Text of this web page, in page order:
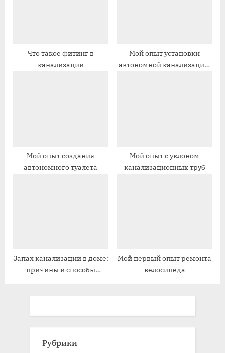
а
п
Что такое фитинг в
канализации
Мой опыт установки
автономной канализации:
Мой опыт создания
автономного туалета
Мой опыт с уклоном
канализационных труб
Запах канализации в доме:
причины и способы
Мой первый опыт ремонта
велосипеда
Рубрики